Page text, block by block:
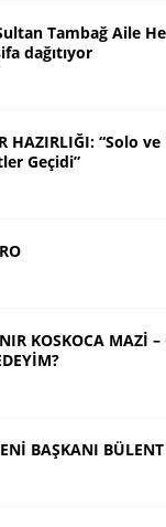
Tambağ Aile
dağıtıyor
HAZIRLIĞI: “Solo
Geçidi”
KOSKOCA MAZİ –
BAŞKANI